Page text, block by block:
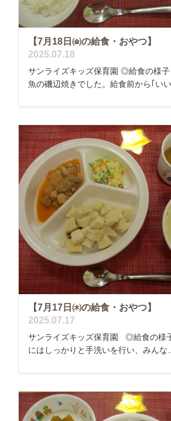
【7月18日㈮の給食・おやつ】
2025.07.18
サンライズキッズ保育園 ◎給食の様子
魚の磯辺焼きでした。給食前から｢いい
【7月17日㈭の給食・おやつ】
2025.07.17
サンライズキッズ保育園 ◎給食の様
にはしっかりと手洗いを行い、みんな